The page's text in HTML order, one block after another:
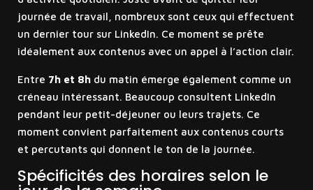
journée de travail, nombreux sont ceux qui effectuent
un dernier tour sur LinkedIn. Ce moment se prête
idéalement aux contenus avec un appel à l’action clair.
Entre 7h et 8hdu matin émerge également comme un
créneau intéressant. Beaucoup consultent LinkedIn
pendant leur petit-déjeuner ou leurs trajets. Ce
moment convient parfaitement aux contenus courts
et percutants qui donnent le ton de la journée.
Spécificités des horaires selon le